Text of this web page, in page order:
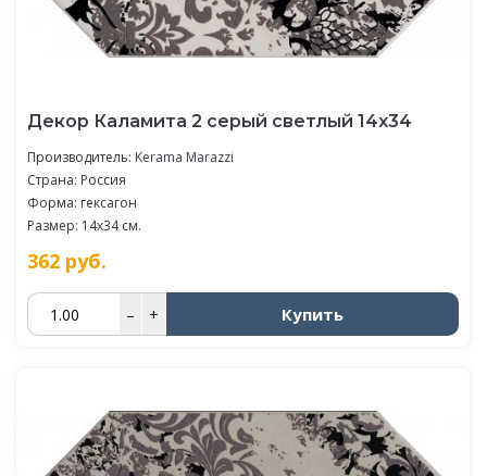
Декор Каламита 2 серый светлый 14x34
Производитель: Kerama Marazzi
Страна: Россия
Форма: гексагон
Размер: 14x34 см.
362 руб.
– + Купить